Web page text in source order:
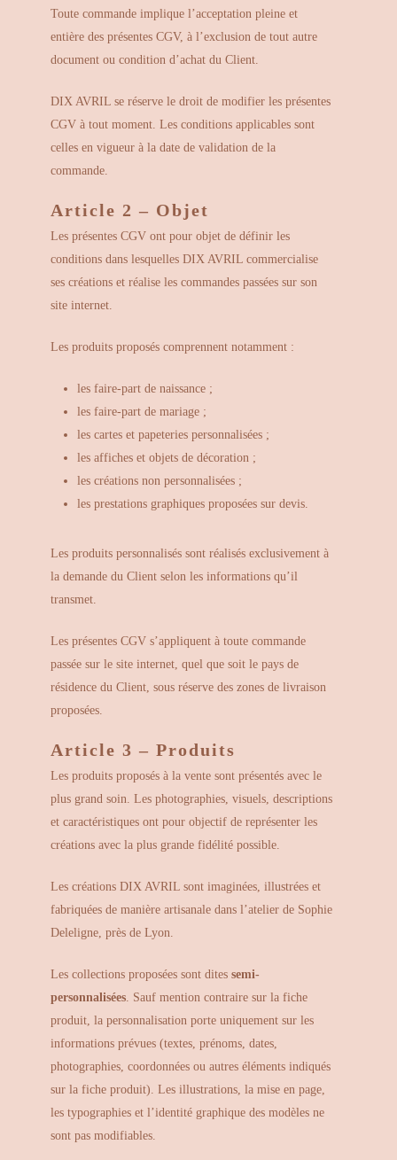
Toute commande implique l’acceptation pleine et
entière des présentes CGV, à l’exclusion de tout autre
document ou condition d’achat du Client.
DIX AVRIL se réserve le droit de modifier les présentes
CGV à tout moment. Les conditions applicables sont
celles en vigueur à la date de validation de la
commande.
Article 2 – Objet
Les présentes CGV ont pour objet de définir les
conditions dans lesquelles DIX AVRIL commercialise
ses créations et réalise les commandes passées sur son
site internet.
Les produits proposés comprennent notamment :
les faire-part de naissance ;
les faire-part de mariage ;
les cartes et papeteries personnalisées ;
les affiches et objets de décoration ;
les créations non personnalisées ;
les prestations graphiques proposées sur devis.
Les produits personnalisés sont réalisés exclusivement à
la demande du Client selon les informations qu’il
transmet.
Les présentes CGV s’appliquent à toute commande
passée sur le site internet, quel que soit le pays de
résidence du Client, sous réserve des zones de livraison
proposées.
Article 3 – Produits
Les produits proposés à la vente sont présentés avec le
plus grand soin. Les photographies, visuels, descriptions
et caractéristiques ont pour objectif de représenter les
créations avec la plus grande fidélité possible.
Les créations DIX AVRIL sont imaginées, illustrées et
fabriquées de manière artisanale dans l’atelier de Sophie
Deleligne, près de Lyon.
Les collections proposées sont dites semi-
personnalisées. Sauf mention contraire sur la fiche
produit, la personnalisation porte uniquement sur les
informations prévues (textes, prénoms, dates,
photographies, coordonnées ou autres éléments indiqués
sur la fiche produit). Les illustrations, la mise en page,
les typographies et l’identité graphique des modèles ne
sont pas modifiables.